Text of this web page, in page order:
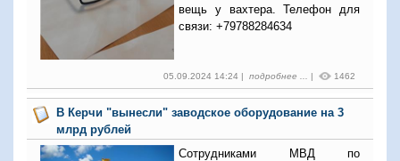
вещь у вахтера. Телефон для
связи: +79788284634
05.09.2024 14:24 | подробнее ... | 1462
В Керчи "вынесли" заводское оборудование на 3
млрд рублей
Сотрудниками МВД по